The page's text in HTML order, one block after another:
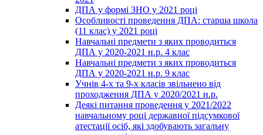
ДПА у формі ЗНО у 2021 році
Особливості проведення ДПА: старша школа
(11 клас) у 2021 році
Навчальні предмети з яких проводиться
ДПА у 2020-2021 н.р. 4 клас
Навчальні предмети з яких проводиться
ДПА у 2020-2021 н.р. 9 клас
Учнів 4-х та 9-х класів звільнено від
проходження ДПА у 2020/2021 н.р.
Деякі питання проведення у 2021/2022
навчальному році державної підсумкової
атестації осіб, які здобувають загальну